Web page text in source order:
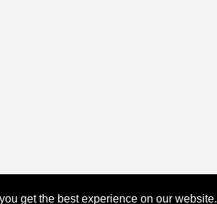
get the best experience on our website.